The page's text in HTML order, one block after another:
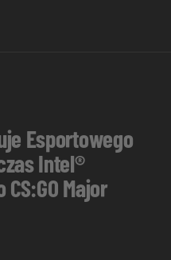
Esportowego
Intel®
Major